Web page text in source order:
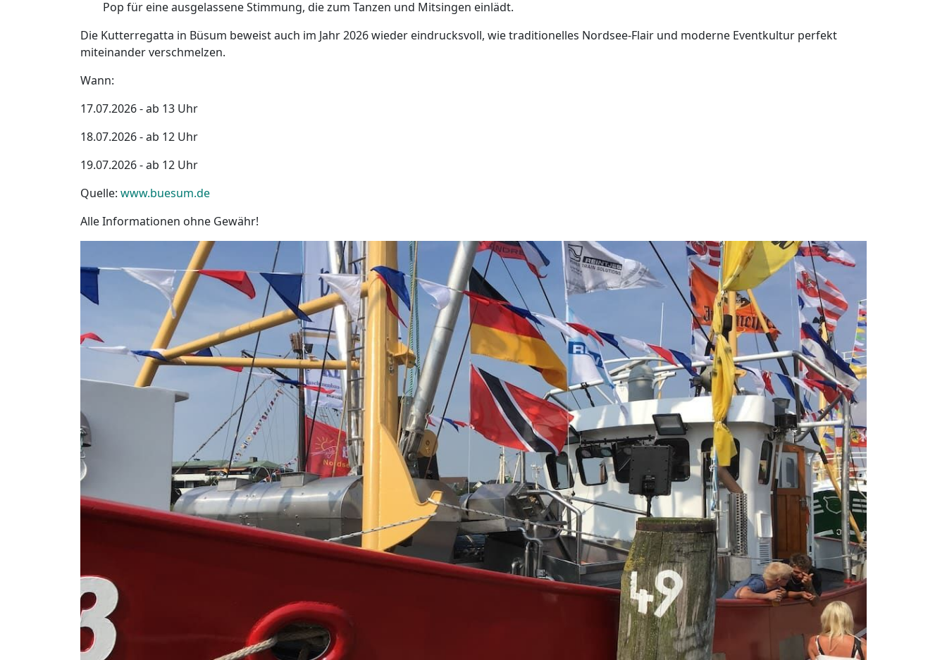
Pop für eine ausgelassene Stimmung, die zum Tanzen und Mitsingen einlädt.
Die Kutterregatta in Büsum beweist auch im Jahr 2026 wieder eindrucksvoll, wie traditionelles Nordsee-Flair und moderne Eventkultur perfekt
miteinander verschmelzen.
Wann:
17.07.2026 - ab 13 Uhr
18.07.2026 - ab 12 Uhr
19.07.2026 - ab 12 Uhr
Quelle: www.buesum.de
Alle Informationen ohne Gewähr!